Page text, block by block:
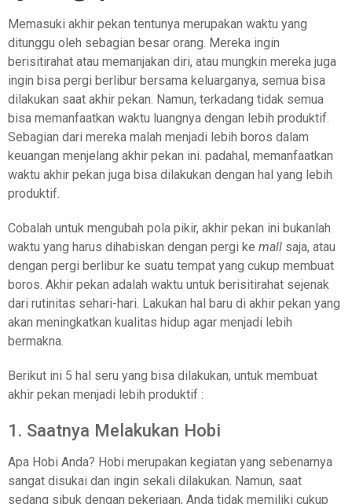
Memasuki akhir pekan tentunya merupakan waktu yang
ditunggu oleh sebagian besar orang. Mereka ingin
berisitirahat atau memanjakan diri, atau mungkin mereka juga
ingin bisa pergi berlibur bersama keluarganya, semua bisa
dilakukan saat akhir pekan. Namun, terkadang tidak semua
bisa memanfaatkan waktu luangnya dengan lebih produktif.
Sebagian dari mereka malah menjadi lebih boros dalam
keuangan menjelang akhir pekan ini. padahal, memanfaatkan
waktu akhir pekan juga bisa dilakukan dengan hal yang lebih
produktif.
Cobalah untuk mengubah pola pikir, akhir pekan ini bukanlah
waktu yang harus dihabiskan dengan pergi ke mall saja, atau
dengan pergi berlibur ke suatu tempat yang cukup membuat
boros. Akhir pekan adalah waktu untuk berisitirahat sejenak
dari rutinitas sehari-hari. Lakukan hal baru di akhir pekan yang
akan meningkatkan kualitas hidup agar menjadi lebih
bermakna.
Berikut ini 5 hal seru yang bisa dilakukan, untuk membuat
akhir pekan menjadi lebih produktif :
1. Saatnya Melakukan Hobi
Apa Hobi Anda? Hobi merupakan kegiatan yang sebenarnya
sangat disukai dan ingin sekali dilakukan. Namun, saat
sedang sibuk dengan pekerjaan, Anda tidak memiliki cukup